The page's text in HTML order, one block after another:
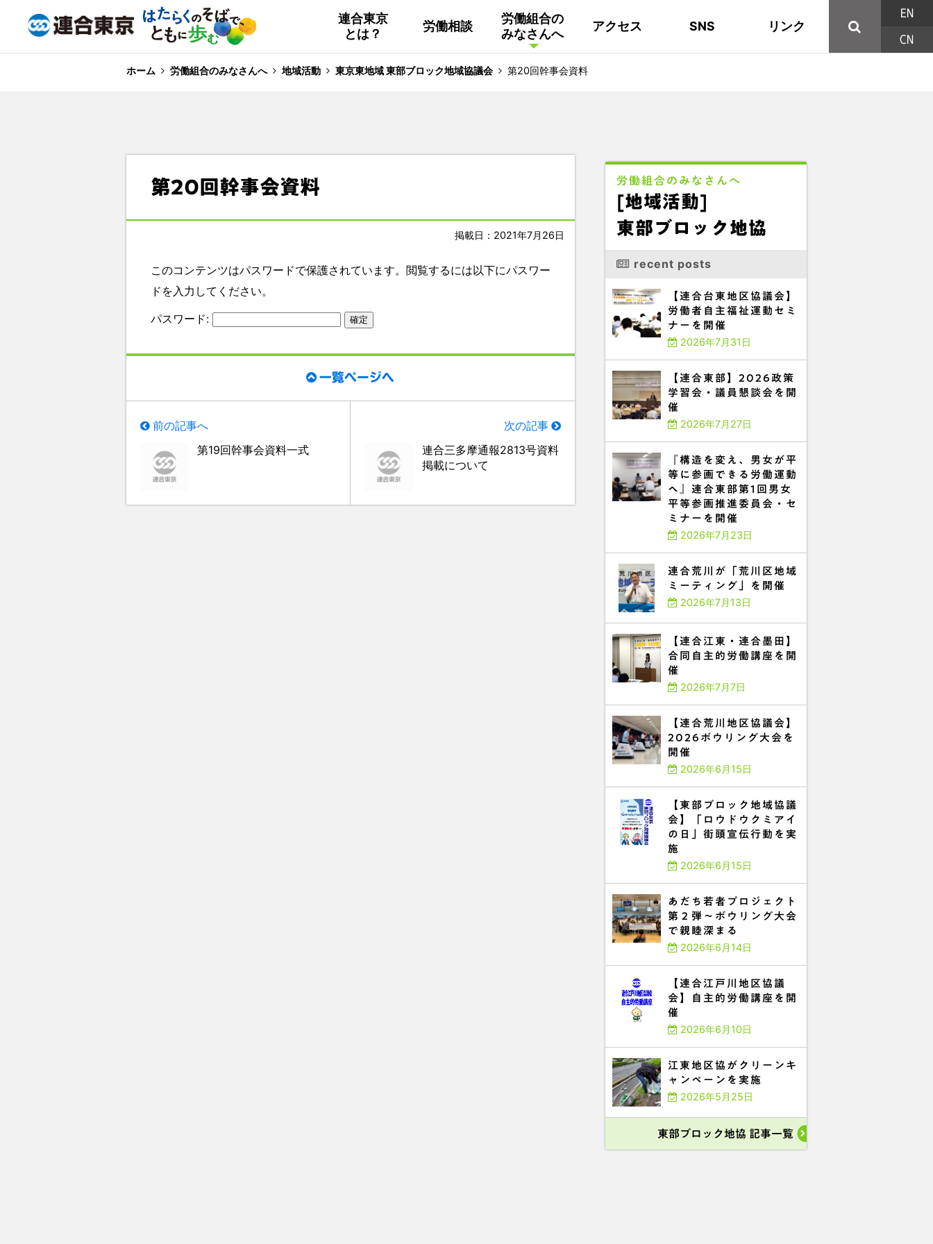
連合東京
とは？
組織概要 44の構成組織 主な取り組み
労働相談
労働組合の
みなさんへ
活動 地域活動 資料
アクセス
連合東京 東部ブロック地協 西北ブロック
SNS
Facebook YouTube X/Twitter
リンク
EN
CN
ホーム 労働組合のみなさんへ 地域活動 東京東地域 東部ブロック地域協議会 第20回幹事会資料
第20回幹事会資料
掲載日：2021年7月26日
このコンテンツはパスワードで保護されています。閲覧するには以下にパスワー
ドを入力してください。
パスワード:
一覧ページへ
前の記事へ
第19回幹事会資料一式
次の記事
連合三多摩通報2813号資料
掲載について
労働組合のみなさんへ
[地域活動]
東部ブロック地協
recent posts
【連合台東地区協議会】
労働者自主福祉運動セミ
ナーを開催
2026年7月31日
【連合東部】2026政策
学習会・議員懇談会を開
催
2026年7月27日
『構造を変え、男女が平
等に参画できる労働運動
へ』連合東部第1回男女
平等参画推進委員会・セ
ミナーを開催
2026年7月23日
連合荒川が「荒川区地域
ミーティング」を開催
2026年7月13日
【連合江東・連合墨田】
合同自主的労働講座を開
催
2026年7月7日
【連合荒川地区協議会】
2026ボウリング大会を
開催
2026年6月15日
【東部ブロック地域協議
会】「ロウドウクミアイ
の日」街頭宣伝行動を実
施
2026年6月15日
あだち若者プロジェクト
第２弾～ボウリング大会
で親睦深まる
2026年6月14日
【連合江戸川地区協議
会】自主的労働講座を開
催
2026年6月10日
江東地区協がクリーンキ
ャンペーンを実施
2026年5月25日
東部ブロック地協 記事一覧